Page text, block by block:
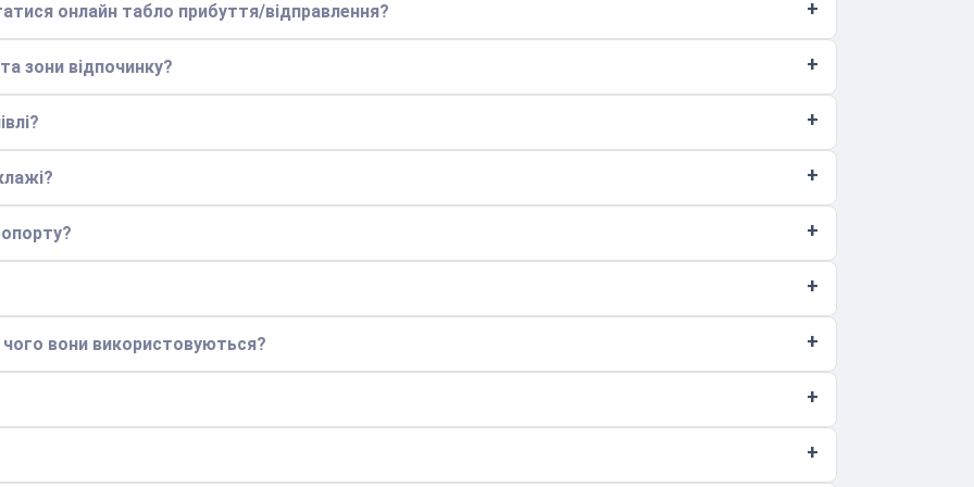
онлайн табло прибуття/відправлення?
зони відпочинку?
чого вони використовуються?